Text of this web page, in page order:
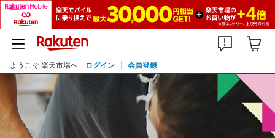
ようこそ 楽天市場へ ログイン 会員登録